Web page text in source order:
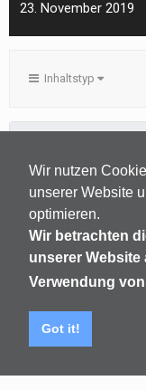
Wir nutzen
unserer Website
optimieren.
Wir betrachten
unserer
Verwendung
Got it!
23. November 2019
Inhaltstyp
Noch